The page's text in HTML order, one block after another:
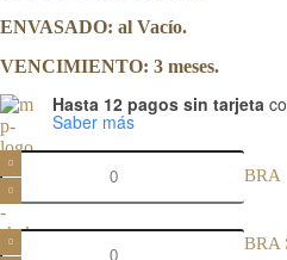
ENVASADO: al Vacío.
VENCIMIENTO: 3 meses.
Hasta 12 pagos sin tarjeta
Saber más
CREMOSO
de
CABRA
cantidad
CREMOSO de CABRA
CREMOSO
CREMOSO de CABRA